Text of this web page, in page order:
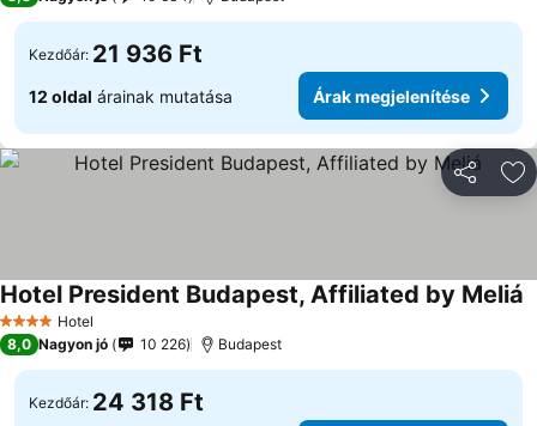
Kezdőár: 21 936 Ft
12 oldal árainak mutatása Árak megjelenítése
4 KategóriaHotel
Hotel President Budapest, Affiliated by Meliá
8,0 Nagyon jó 10 226 Budapest
Kezdőár: 24 318 Ft